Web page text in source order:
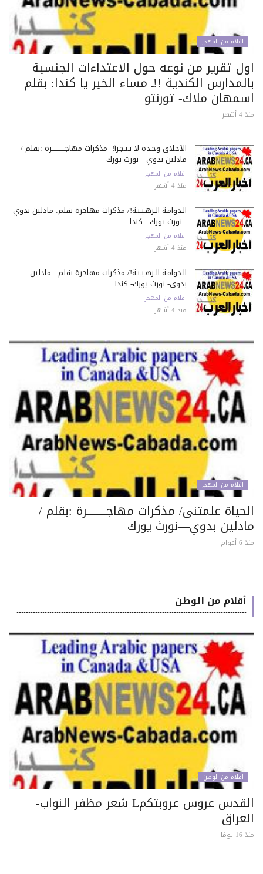
اقلام من المهجر
تقرير من نوعه حول الاعتداءات الجنسية
الكندية !!ـ مساء الخير يا كندا: بقلم
ملاك- تورنتو
الأخلاق وحـدة لا تـتـجـزأ!- مذكرات مهاجـــــــــــرة :بقلم /
مادلين بدوي—نورث يورك
اقلام من المهجر
منذ 4 أشهر
الـدوامـة الـرهـيـبـة!/ مذكرات مهاجرة بقلم: مادلين بدوي
- نورث يورك - كندا
اقلام من المهجر
منذ 4 أشهر
الـدوامـة الـرهـيـبـة!/ مذكرات مهاجرة بقلم : مادلين
بدوي- نورث يورك- كندا
اقلام من المهجر
منذ 4 أشهر
اقلام من المهجر
علمتنى/ مذكرات مهاجـــــــــــرة :بقلم /
بدوي—نورث يورك
أقلام من الوطن
..................................................................................................
اقلام من الوطن
القدس عروس عروبتكمL شعر مظفر النواب-